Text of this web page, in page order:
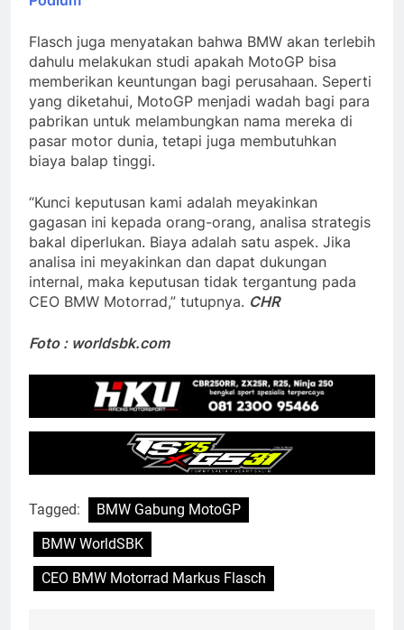
Flasch juga menyatakan bahwa BMW akan terlebih
dahulu melakukan studi apakah MotoGP bisa
memberikan keuntungan bagi perusahaan. Seperti
yang diketahui, MotoGP menjadi wadah bagi para
pabrikan untuk melambungkan nama mereka di
pasar motor dunia, tetapi juga membutuhkan
biaya balap tinggi.
“Kunci keputusan kami adalah meyakinkan
gagasan ini kepada orang-orang, analisa strategis
bakal diperlukan. Biaya adalah satu aspek. Jika
analisa ini meyakinkan dan dapat dukungan
internal, maka keputusan tidak tergantung pada
CEO BMW Motorrad,” tutupnya. CHR
Foto : worldsbk.com
Tagged:
BMW Gabung MotoGP
BMW WorldSBK
CEO BMW Motorrad Markus Flasch